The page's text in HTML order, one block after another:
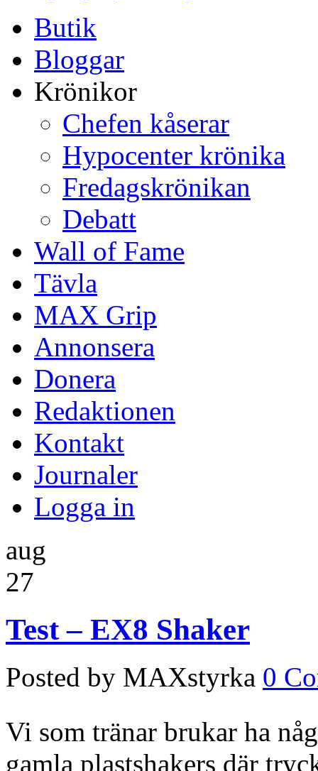
Butik
Bloggar
Krönikor
Chefen kåserar
Hypocenter krönika
Fredagskrönikan
Debatt
Wall of Fame
Tävla
MAX Grip
Annonsera
Donera
Redaktionen
Kontakt
Journaler
Logga in
aug
27
Test – EX8 Shaker
Posted by MAXstyrka 0
Vi som tränar brukar ha
gamla plastshakers där